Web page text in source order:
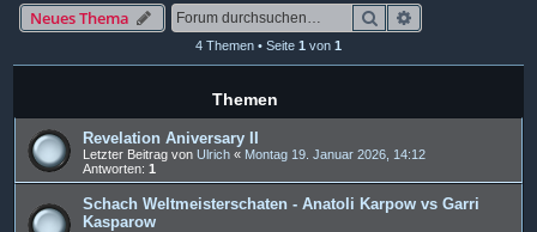
Neues Thema Suche
4 Themen • Seite 1 von 1
Themen
Revelation Aniversary II
Letzter Beitrag von Ulrich « Montag 19. Januar 2026, 14:12
Antworten: 1
Schach Weltmeisterschaten - Anatoli Karpow vs Garri
Kasparow